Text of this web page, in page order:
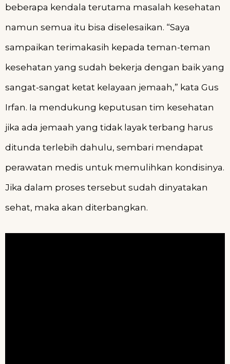
beberapa kendala terutama masalah kesehatan
namun semua itu bisa diselesaikan. “Saya
sampaikan terimakasih kepada teman-teman
kesehatan yang sudah bekerja dengan baik yang
sangat-sangat ketat kelayaan jemaah,” kata Gus
Irfan. Ia mendukung keputusan tim kesehatan
jika ada jemaah yang tidak layak terbang harus
ditunda terlebih dahulu, sembari mendapat
perawatan medis untuk memulihkan kondisinya.
Jika dalam proses tersebut sudah dinyatakan
sehat, maka akan diterbangkan.